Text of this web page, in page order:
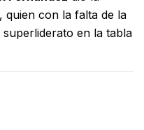
, quien con la falta de la
superliderato en la tabla